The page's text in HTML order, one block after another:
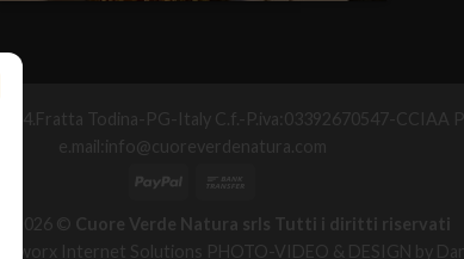
Todina-PG-Italy C.f.-P.iva:03392670547-CCIAA
e.mail:info@cuoreverdenatura.com
2026 © Cuore Verde Natura srls Tutti i diritti riservati
Internet Solutions PHOTO-VIDEO & DESIGN by